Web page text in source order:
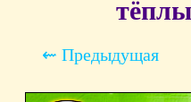
⇜ Предыдущая